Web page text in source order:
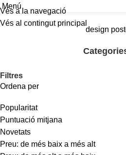
Vés a la navegació
Vés al contingut principal
Menú
design
Filtres
Ordena per
Popularitat
Puntuació mitjana
Novetats
Preu: de més baix a més alt